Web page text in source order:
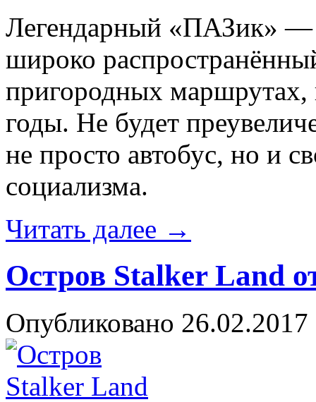
Легендарный «ПАЗик» —
широко
пригородных
годы. Не будет
не просто автобус, но и
социализма.
Читать далее →
Остров Stalker Land
Опубликовано 26.02.2017